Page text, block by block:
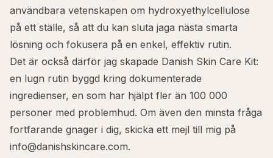
användbara vetenskapen om hydroxyethylcellulose
på ett ställe, så att du kan sluta jaga nästa smarta
lösning och fokusera på en enkel, effektiv rutin.
Det är också därför jag skapade Danish Skin Care Kit:
en lugn rutin byggd kring dokumenterade
ingredienser, en som har hjälpt fler än 100 000
personer med problemhud. Om även den minsta fråga
fortfarande gnager i dig, skicka ett mejl till mig på
info@danishskincare.com.